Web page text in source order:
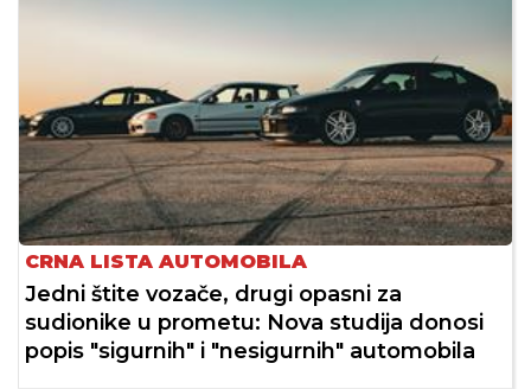
CRNA LISTA AUTOMOBILA
Jedni štite vozače, drugi opasni za
sudionike u prometu: Nova studija donosi
popis "sigurnih" i "nesigurnih" automobila